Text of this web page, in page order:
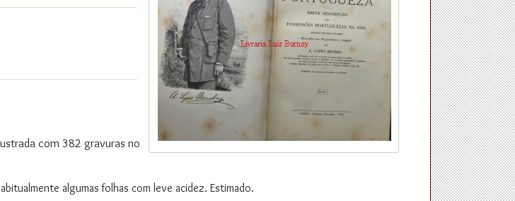
com 382 gravuras no
algumas folhas com leve acidez. Estimado.